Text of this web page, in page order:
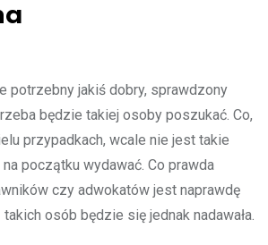
potrzebny jakiś dobry, sprawdzony
będzie takiej osoby poszukać. Co,
przypadkach, wcale nie jest takie
początku wydawać. Co prawda
czy adwokatów jest naprawdę
osób będzie się jednak nadawała.